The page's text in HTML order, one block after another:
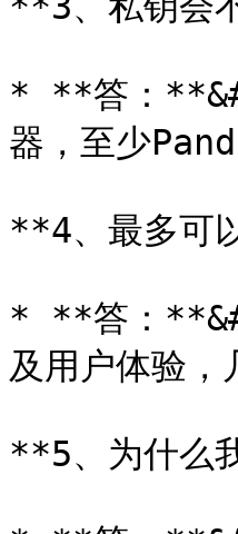
* **答：
器，至少
**4、最多可
* **答：
及用户体验，
**5、为什么